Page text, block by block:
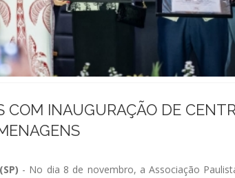
COM INAUGURAÇÃO DE
- No dia 8 de novembro, a Associação